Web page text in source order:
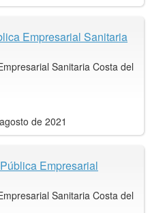
Empresarial Sanitaria
Sanitaria Costa del
de 2021
Empresarial
Sanitaria Costa del